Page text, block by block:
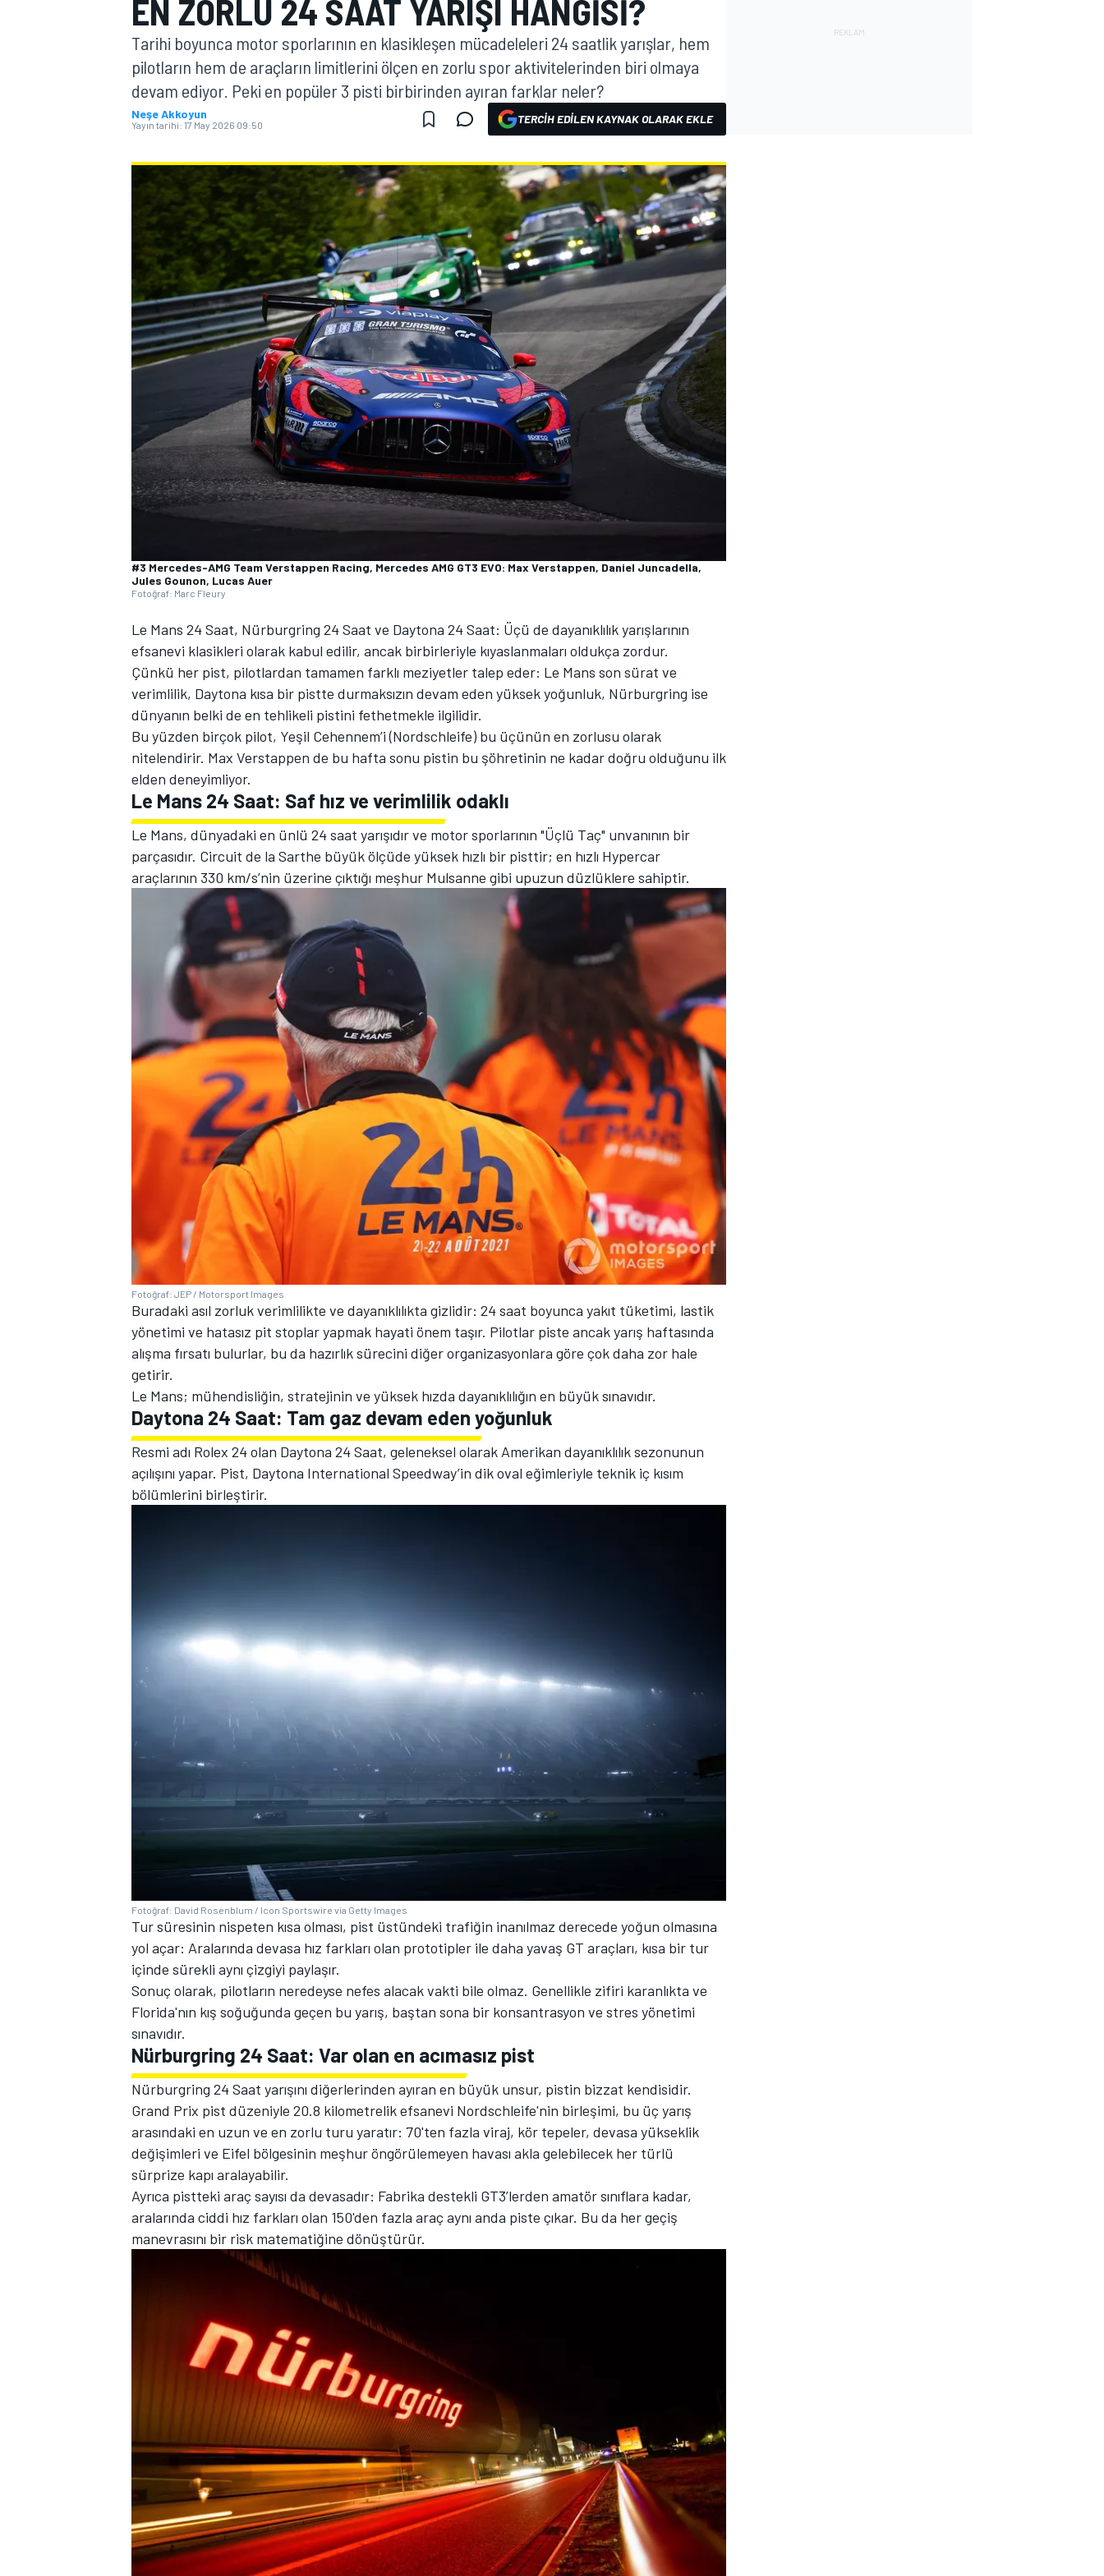
MOTOGP
WORLD SUPERBIKE
WRC
TÜRK SPORCULAR
MOTOSİKLET
EN ZORLU 24 SAAT YARIŞI HANGISI?
Tarihi boyunca motor sporlarının en klasikleşen mücadeleleri 24 saatlik yarışlar, hem
pilotların hem de araçların limitlerini ölçen en zorlu spor aktivitelerinden biri olmaya
devam ediyor. Peki en popüler 3 pisti birbirinden ayıran farklar neler?
Neşe Akkoyun
Yayın tarihi: 17 May 2026 09:50 TERCIH EDILEN KAYNAK OLARAK EKLE
#3 Mercedes-AMG Team Verstappen Racing, Mercedes AMG GT3 EVO: Max Verstappen, Daniel Juncadella,
Jules Gounon, Lucas Auer
Fotoğraf: Marc Fleury
Le Mans 24 Saat, Nürburgring 24 Saat ve Daytona 24 Saat: Üçü de dayanıklılık yarışlarının
efsanevi klasikleri olarak kabul edilir, ancak birbirleriyle kıyaslanmaları oldukça zordur.
Çünkü her pist, pilotlardan tamamen farklı meziyetler talep eder: Le Mans son sürat ve
verimlilik, Daytona kısa bir pistte durmaksızın devam eden yüksek yoğunluk, Nürburgring ise
dünyanın belki de en tehlikeli pistini fethetmekle ilgilidir.
Bu yüzden birçok pilot, Yeşil Cehennem’i (Nordschleife) bu üçünün en zorlusu olarak
nitelendirir. Max Verstappen de bu hafta sonu pistin bu şöhretinin ne kadar doğru olduğunu ilk
elden deneyimliyor.
Le Mans 24 Saat: Saf hız ve verimlilik odaklı
Le Mans, dünyadaki en ünlü 24 saat yarışıdır ve motor sporlarının "Üçlü Taç" unvanının bir
parçasıdır. Circuit de la Sarthe büyük ölçüde yüksek hızlı bir pisttir; en hızlı Hypercar
araçlarının 330 km/s’nin üzerine çıktığı meşhur Mulsanne gibi upuzun düzlüklere sahiptir.
Fotoğraf: JEP / Motorsport Images
Buradaki asıl zorluk verimlilikte ve dayanıklılıkta gizlidir: 24 saat boyunca yakıt tüketimi, lastik
yönetimi ve hatasız pit stoplar yapmak hayati önem taşır. Pilotlar piste ancak yarış haftasında
alışma fırsatı bulurlar, bu da hazırlık sürecini diğer organizasyonlara göre çok daha zor hale
getirir.
Le Mans; mühendisliğin, stratejinin ve yüksek hızda dayanıklılığın en büyük sınavıdır.
Daytona 24 Saat: Tam gaz devam eden yoğunluk
Resmi adı Rolex 24 olan Daytona 24 Saat, geleneksel olarak Amerikan dayanıklılık sezonunun
açılışını yapar. Pist, Daytona International Speedway’in dik oval eğimleriyle teknik iç kısım
bölümlerini birleştirir.
Fotoğraf: David Rosenblum / Icon Sportswire via Getty Images
Tur süresinin nispeten kısa olması, pist üstündeki trafiğin inanılmaz derecede yoğun olmasına
yol açar: Aralarında devasa hız farkları olan prototipler ile daha yavaş GT araçları, kısa bir tur
içinde sürekli aynı çizgiyi paylaşır.
Sonuç olarak, pilotların neredeyse nefes alacak vakti bile olmaz. Genellikle zifiri karanlıkta ve
Florida'nın kış soğuğunda geçen bu yarış, baştan sona bir konsantrasyon ve stres yönetimi
sınavıdır.
Nürburgring 24 Saat: Var olan en acımasız pist
Nürburgring 24 Saat yarışını diğerlerinden ayıran en büyük unsur, pistin bizzat kendisidir.
Grand Prix pist düzeniyle 20.8 kilometrelik efsanevi Nordschleife'nin birleşimi, bu üç yarış
arasındaki en uzun ve en zorlu turu yaratır: 70'ten fazla viraj, kör tepeler, devasa yükseklik
değişimleri ve Eifel bölgesinin meşhur öngörülemeyen havası akla gelebilecek her türlü
sürprize kapı aralayabilir.
Ayrıca pistteki araç sayısı da devasadır: Fabrika destekli GT3’lerden amatör sınıflara kadar,
aralarında ciddi hız farkları olan 150'den fazla araç aynı anda piste çıkar. Bu da her geçiş
manevrasını bir risk matematiğine dönüştürür.